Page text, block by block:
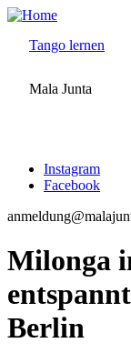
Skip
mainTango lernen
Mala Junta
Social
links
Instagram
Facebook
Milonga
Berlin